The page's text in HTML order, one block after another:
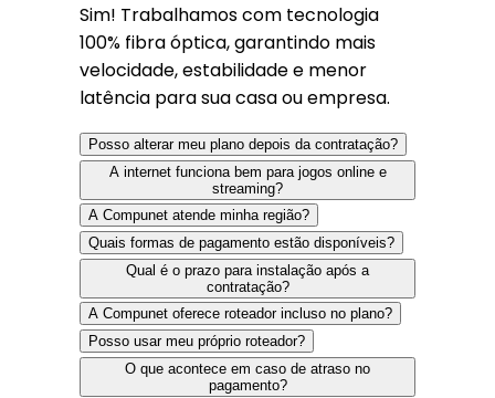
Sim! Trabalhamos com tecnologia
100% fibra óptica, garantindo mais
velocidade, estabilidade e menor
latência para sua casa ou empresa.
Posso alterar meu plano depois da contratação?
A internet funciona bem para jogos online e
streaming?
A Compunet atende minha região?
Quais formas de pagamento estão disponíveis?
Qual é o prazo para instalação após a
contratação?
A Compunet oferece roteador incluso no plano?
Posso usar meu próprio roteador?
O que acontece em caso de atraso no
pagamento?